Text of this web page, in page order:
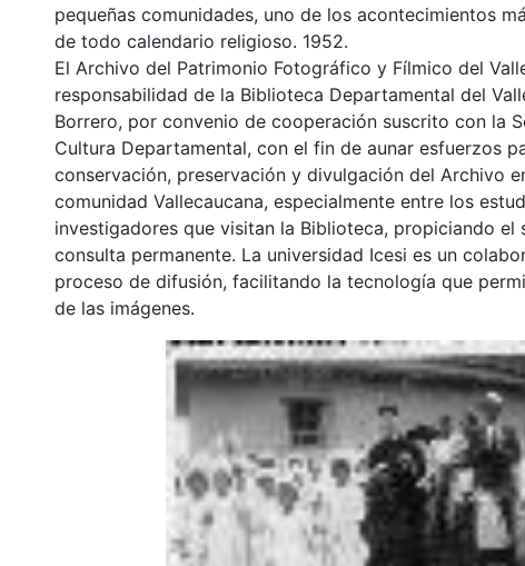
pequeñas comunidades, uno de los acontecimientos
de todo calendario religioso. 1952.
El Archivo del Patrimonio Fotográfico y Fílmico del
responsabilidad de la Biblioteca Departamental del
Borrero, por convenio de cooperación suscrito con la
Cultura Departamental, con el fin de aunar esfuerzos
conservación, preservación y divulgación del Archivo
comunidad Vallecaucana, especialmente entre los
investigadores que visitan la Biblioteca, propiciando el
consulta permanente. La universidad Icesi es un
proceso de difusión, facilitando la tecnología que
de las imágenes.